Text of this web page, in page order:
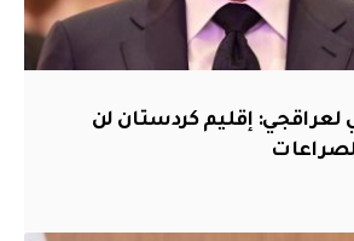
لعراقجي: إقليم كردستان لن